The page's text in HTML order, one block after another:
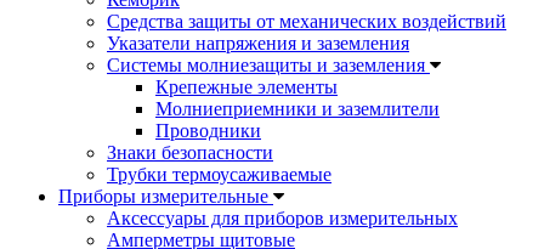
Средства защиты от механических воздействий
Указатели напряжения и заземления
Системы молниезащиты и заземления
Крепежные элементы
Молниеприемники и заземлители
Проводники
Знаки безопасности
Трубки термоусаживаемые
Приборы измерительные
Аксессуары для приборов измерительных
Амперметры щитовые